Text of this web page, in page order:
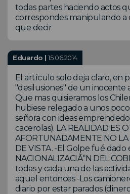
todas partes haciendo actos
correspondes manipulando a
que decir
Eduardo |15.06.2014
El artículo solo deja claro, en
"desilusiones" de un
Que mas quisieramos los
hubiese relegado a unos
señora con ideas
cacerolas). LA REALIDAD ES
AFORTUNADAMENTE NO
DE VISTA. -El Golpe fué dado
NACIONALIZACIÃ“N DEL
todas y cada una de las
aquel entonces -Los
diario por estar parados